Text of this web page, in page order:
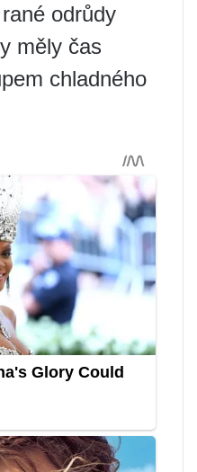
odrůdy
měly čas
chladného